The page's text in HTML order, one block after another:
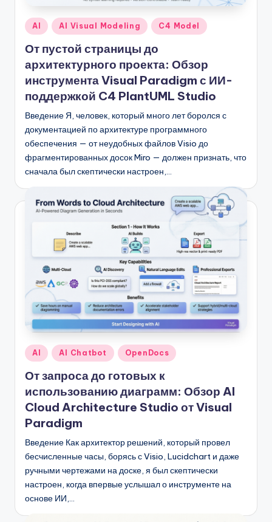
Опубликовано
AI AI Visual Modeling C4 Model
От пустой страницы до
архитектурного проекта: Обзор
инструмента Visual Paradigm с ИИ-
поддержкой C4 PlantUML Studio
Введение Я, человек, который много лет боролся с
документацией по архитектуре программного
обеспечения — от неудобных файлов Visio до
фрагментированных досок Miro — должен признать, что
сначала был скептически настроен,…
Опубликовано
AI AI Chatbot OpenDocs
От запроса до готовых к
использованию диаграмм: Обзор AI
Cloud Architecture Studio от Visual
Paradigm
Введение Как архитектор решений, который провел
бесчисленные часы, борясь с Visio, Lucidchart и даже
ручными чертежами на доске, я был скептически
настроен, когда впервые услышал о инструменте на
основе ИИ,…